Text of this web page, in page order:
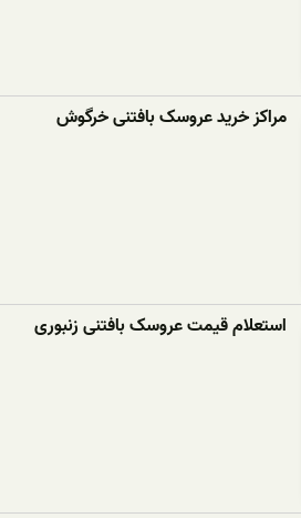
مراکز خرید عروسک بافتنی خرگوش
استعلام قیمت عروسک بافتنی زنبوری